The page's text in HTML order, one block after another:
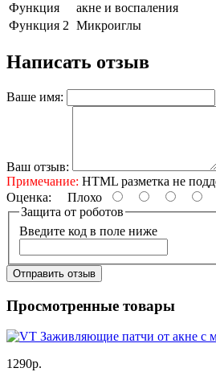
Функция
акне и воспаления
Функция 2 Микроиглы
Написать отзыв
Ваше имя:
Ваш отзыв:
Примечание: HTML разметка не
Оценка: Плохо
Защита от роботов
Введите код в поле ниже
Отправить отзыв
Просмотренные товары
1290р.